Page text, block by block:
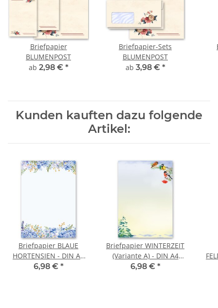
Briefpapier
BLUMENPOST
ab 2,98 € *
Briefpapier-Sets
BLUMENPOST
ab 3,98 € *
Kunden kauften dazu folgende
Artikel:
Briefpapier BLAUE
HORTENSIEN - DIN A4
Format 50 Blatt
6,98 € *
Briefpapier WINTERZEIT
(Variante A) - DIN A4
Format 50 Blatt
6,98 € *